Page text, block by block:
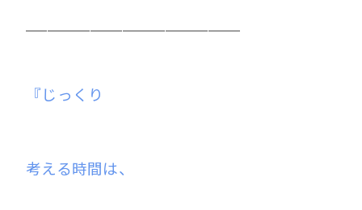
『じっくり
考える時間は、